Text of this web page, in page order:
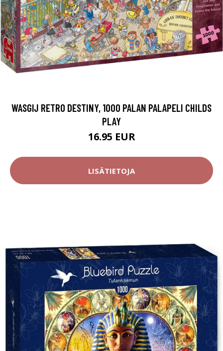
WASGIJ RETRO DESTINY, 1000 PALAN PALAPELI CHILDS
PLAY
16.95 EUR
LISÄTIETOJA